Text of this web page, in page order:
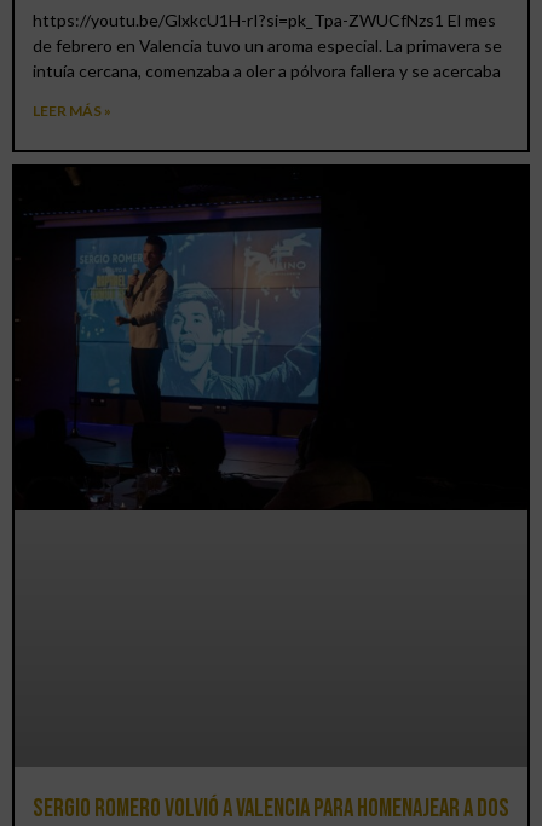
https://youtu.be/GlxkcU1H-rI?si=pk_Tpa-ZWUCfNzs1 El mes
de febrero en Valencia tuvo un aroma especial. La primavera se
intuía cercana, comenzaba a oler a pólvora fallera y se acercaba
LEER MÁS »
Sergio Romero volvió a Valencia para homenajear a dos